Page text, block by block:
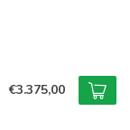
€3.375,00